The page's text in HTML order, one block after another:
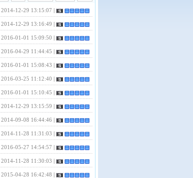
2014-12-29 13:15:07 |
2014-12-29 13:16:49 |
2016-01-01 15:09:50 |
2016-04-29 11:44:45 |
2016-01-01 15:08:43 |
2016-03-25 11:12:40 |
2016-01-01 15:10:45 |
2014-12-29 13:15:59 |
2014-09-08 16:44:46 |
2014-11-28 11:31:03 |
2016-05-27 14:54:57 |
2014-11-28 11:30:03 |
2015-04-28 16:42:48 |